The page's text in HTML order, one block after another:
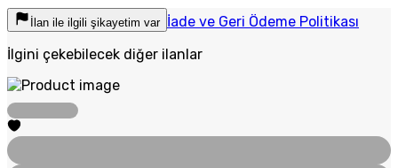
İlan ile ilgili şikayetim var İade ve Geri Ödeme Politikası
İlgini çekebilecek diğer ilanlar